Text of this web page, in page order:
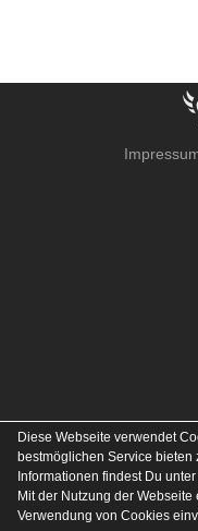
Diese Webseite verwendet
bestmöglichen Service bieten
Informationen findest Du unter
Mit der Nutzung der
Verwendung von Cookies